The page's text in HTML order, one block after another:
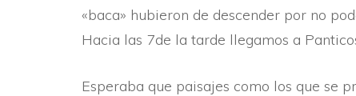
«baca» hubieron de descender por no
Hacia las 7de la tarde llegamos a
Esperaba que paisajes como los que se